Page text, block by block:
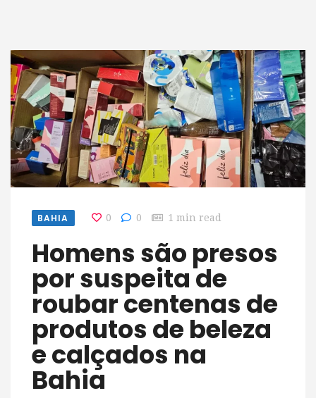
BAHIA 0 0 1 min read
Homens são presos
por suspeita de
roubar centenas de
produtos de beleza
e calçados na
Bahia